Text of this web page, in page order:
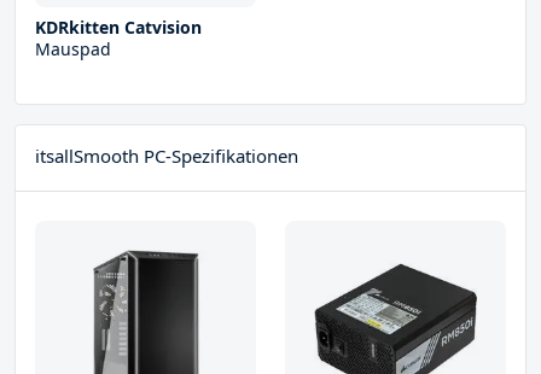
KDRkitten Catvision
Mauspad
itsallSmooth PC-Spezifikationen